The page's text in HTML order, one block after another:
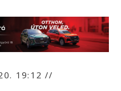
19:12//